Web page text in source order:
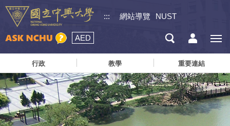
::: 網站導覽 NUST
AED
行政 教學 重要連結